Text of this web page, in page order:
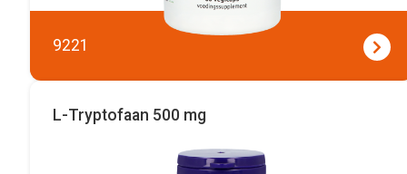
9221
L-Tryptofaan 500 mg